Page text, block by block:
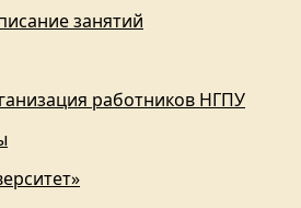
занятий
работников НГПУ